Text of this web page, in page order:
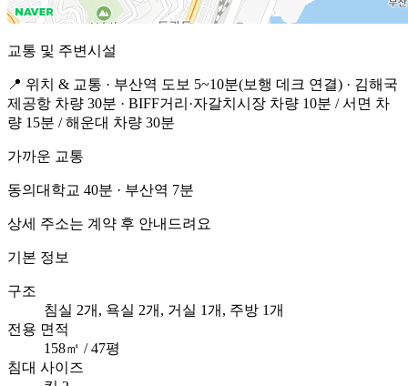
교통 및 주변시설
📍 위치 & 교통 · 부산역 도보 5~10분(보행 데크 연결) · 김해국
제공항 차량 30분 · BIFF거리·자갈치시장 차량 10분 / 서면 차
량 15분 / 해운대 차량 30분
가까운 교통
동의대학교 40분 · 부산역 7분
상세 주소는 계약 후 안내드려요
기본 정보
구조
침실 2개, 욕실 2개, 거실 1개, 주방 1개
전용 면적
158㎡ / 47평
침대 사이즈